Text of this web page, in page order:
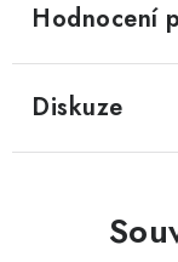
Hodnocení
Diskuze